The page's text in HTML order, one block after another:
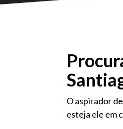
O aspirador
esteja ele em